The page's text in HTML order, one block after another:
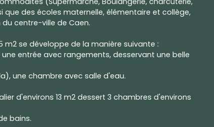
que des écoles maternelle, élémentaire et collège,
centre-ville de Caen.
m2 se développe de la manière suivante :
entrée avec rangements, desservant une belle
une chambre avec salle d'eau.
d'environs 13 m2 dessert 3 chambres d'environs
bains.